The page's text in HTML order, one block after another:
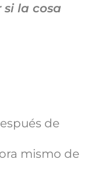
la cosa
de
mismo de